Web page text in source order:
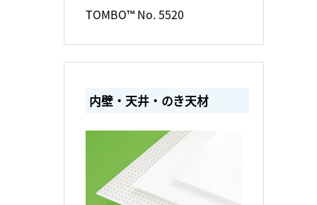
TOMBO™ No. 5520
内壁・天井・のき天材